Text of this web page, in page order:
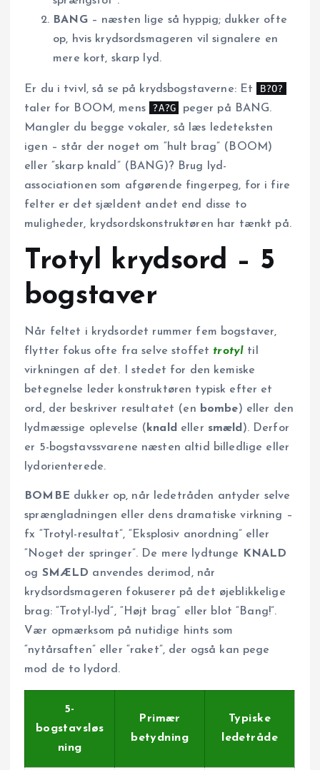
BANG– næsten lige så hyppig; dukker ofte
op, hvis krydsordsmageren vil signalere en
mere kort, skarp lyd.
Er du i tvivl, så se på krydsbogstaverne: Et
B?O?
taler for BOOM, mens
?A?G
peger på BANG.
Mangler du begge vokaler, så læs ledeteksten
igen – står der noget om “hult brag” (BOOM)
eller “skarp knald” (BANG)? Brug lyd-
associationen som afgørende fingerpeg, for i fire
felter er det sjældent andet end disse to
muligheder, krydsordskonstruktøren har tænkt på.
Trotyl krydsord – 5
bogstaver
Når feltet i krydsordet rummer fem bogstaver,
flytter fokus ofte fra selve stoffet trotyl til
virkningen af det. I stedet for den kemiske
betegnelse leder konstruktøren typisk efter et
ord, der beskriver resultatet (en bombe) eller den
lydmæssige oplevelse (knaldeller smæld). Derfor
er 5-bogstavssvarene næsten altid billedlige eller
lydorienterede.
BOMBE dukker op, når ledetråden antyder selve
sprængladningen eller dens dramatiske virkning –
fx “Trotyl-resultat”, “Eksplosiv anordning” eller
“Noget der springer”. De mere lydtunge KNALD
og SMÆLD anvendes derimod, når
krydsordsmageren fokuserer på det øjeblikkelige
brag: “Trotyl-lyd”, “Højt brag” eller blot “Bang!”.
Vær opmærksom på nutidige hints som
“nytårsaften” eller “raket”, der også kan pege
mod de to lydord.
5-
bogstavsløs
ning
Primær
betydning
Typiske
ledetråde